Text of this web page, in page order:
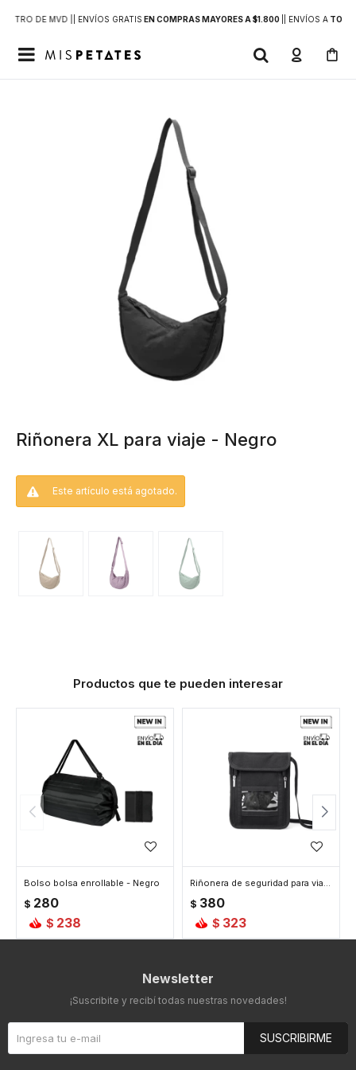
DE MVD | | ENVÍOS GRATIS EN COMPRAS MAYORES A $1.800 | ENVÍOS ATODO

Riñonera XL para viaje - Negro
Este artículo está agotado.
Productos que te pueden interesar
Bolso bolsa enrollable - Negro
$ 280
$ 238
Riñonera de seguridad para viaje - Negro
$ 380
$ 323
Newsletter
¡Suscribite y recibí todas nuestras novedades!
SUSCRIBIRME